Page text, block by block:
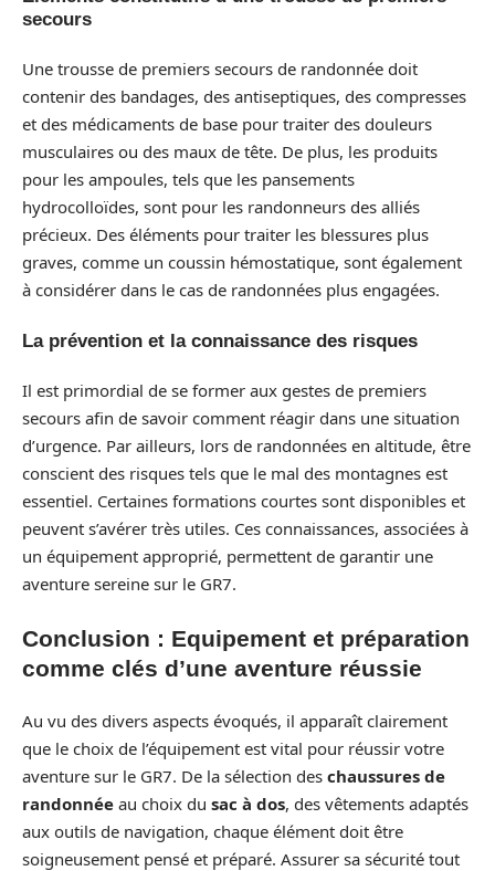
secours
Une trousse de premiers secours de randonnée doit
contenir des bandages, des antiseptiques, des compresses
et des médicaments de base pour traiter des douleurs
musculaires ou des maux de tête. De plus, les produits
pour les ampoules, tels que les pansements
hydrocolloïdes, sont pour les randonneurs des alliés
précieux. Des éléments pour traiter les blessures plus
graves, comme un coussin hémostatique, sont également
à considérer dans le cas de randonnées plus engagées.
La prévention et la connaissance des risques
Il est primordial de se former aux gestes de premiers
secours afin de savoir comment réagir dans une situation
d’urgence. Par ailleurs, lors de randonnées en altitude, être
conscient des risques tels que le mal des montagnes est
essentiel. Certaines formations courtes sont disponibles et
peuvent s’avérer très utiles. Ces connaissances, associées à
un équipement approprié, permettent de garantir une
aventure sereine sur le GR7.
Conclusion : Equipement et préparation
comme clés d’une aventure réussie
Au vu des divers aspects évoqués, il apparaît clairement
que le choix de l’équipement est vital pour réussir votre
aventure sur le GR7. De la sélection des chaussures de
randonnée au choix du sac à dos, des vêtements adaptés
aux outils de navigation, chaque élément doit être
soigneusement pensé et préparé. Assurer sa sécurité tout